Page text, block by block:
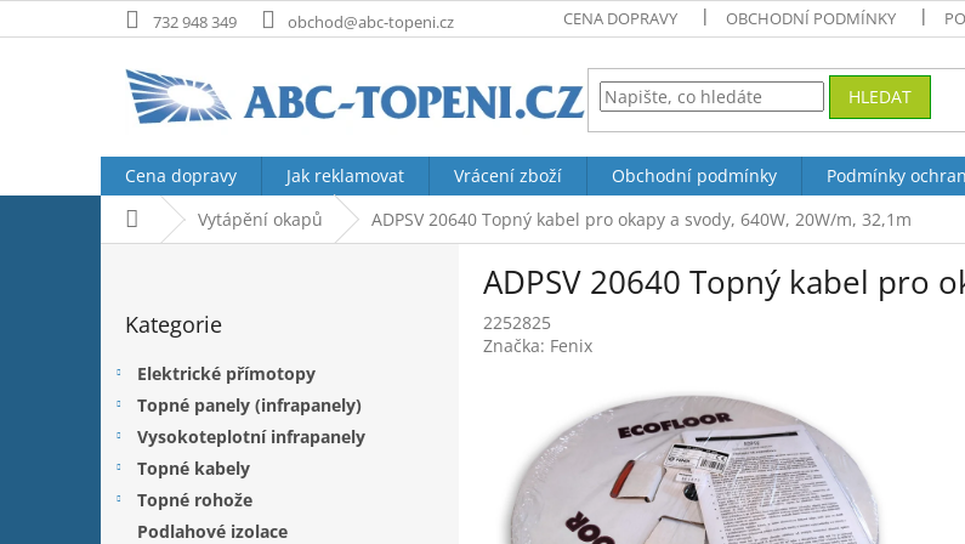
na
732 948 349 obchod@abc-topeni.cz CENA DOPRAVY OBCHODNÍ PODMÍNKY
HLEDAT
Cena dopravy Jak reklamovat Vrácení zboží Obchodní podmínky Podmínky
Domů Vytápění okapů ADPSV 20640 Topný kabel pro okapy a svody, 640W, 20W/m, 32,1m
kategorie
Kategorie
Elektrické přímotopy
Topné panely (infrapanely)
Vysokoteplotní infrapanely
Topné kabely
Topné rohože
Podlahové izolace
ADPSV 20640 Topný kabel pro
2252825
Značka: Fenix